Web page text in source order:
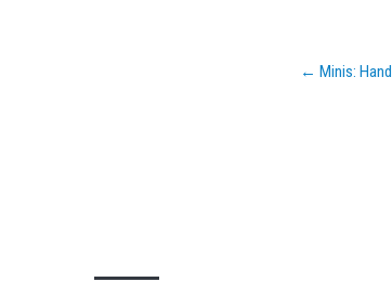
Post
navigation
← Minis: